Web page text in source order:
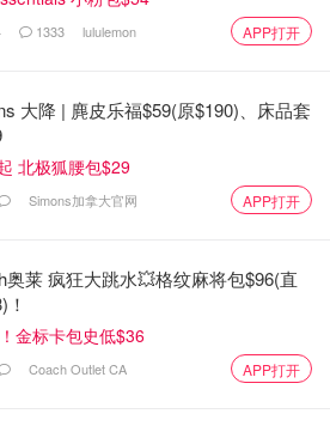
以及名人，如运动员或艺人。“我们
人都想住在这里。”
1333 lululemon APP打开
大降 | 麂皮乐福$59(原$190)、床品套
北极狐腰包$29
Simons加拿大官网 APP打开
奥莱 疯狂大跳水💥格纹麻将包$96(直
金标卡包史低$36
Coach Outlet CA APP打开